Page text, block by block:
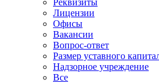
Реквизиты
Лицензии
Офисы
Вакансии
Вопрос-ответ
Размер уставного
Надзорное учреждение
Все